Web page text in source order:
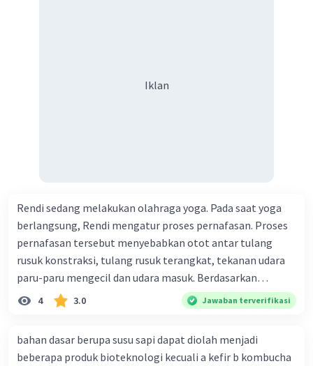
Iklan
Rendi sedang melakukan olahraga yoga. Pada saat yoga
berlangsung, Rendi mengatur proses pernafasan. Proses
pernafasan tersebut menyebabkan otot antar tulang
rusuk konstraksi, tulang rusuk terangkat, tekanan udara
paru-paru mengecil dan udara masuk. Berdasarkan
informasi tersebut, dapat disimpulkan bahwa Rendi
sedang melakukan proses pernafasan....
4 3.0 Jawaban terverifikasi
bahan dasar berupa susu sapi dapat diolah menjadi
beberapa produk bioteknologi kecuali a kefir b kombucha